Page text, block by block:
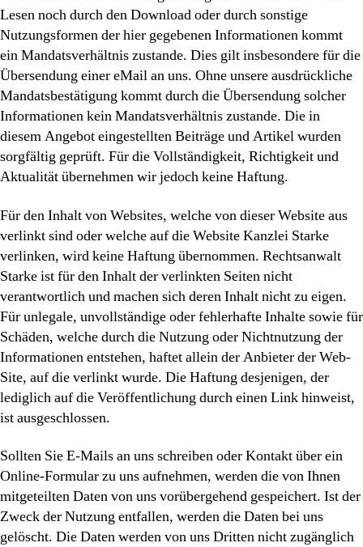
Lesen noch durch den Download oder durch sonstige
Nutzungsformen der hier gegebenen Informationen kommt
ein Mandatsverhältnis zustande. Dies gilt insbesondere für die
Übersendung einer eMail an uns. Ohne unsere ausdrückliche
Mandatsbestätigung kommt durch die Übersendung solcher
Informationen kein Mandatsverhältnis zustande. Die in
diesem Angebot eingestellten Beiträge und Artikel wurden
sorgfältig geprüft. Für die Vollständigkeit, Richtigkeit und
Aktualität übernehmen wir jedoch keine Haftung.
Für den Inhalt von Websites, welche von dieser Website aus
verlinkt sind oder welche auf die Website Kanzlei Starke
verlinken, wird keine Haftung übernommen. Rechtsanwalt
Starke ist für den Inhalt der verlinkten Seiten nicht
verantwortlich und machen sich deren Inhalt nicht zu eigen.
Für unlegale, unvollständige oder fehlerhafte Inhalte sowie für
Schäden, welche durch die Nutzung oder Nichtnutzung der
Informationen entstehen, haftet allein der Anbieter der Web-
Site, auf die verlinkt wurde. Die Haftung desjenigen, der
lediglich auf die Veröffentlichung durch einen Link hinweist,
ist ausgeschlossen.
Sollten Sie E-Mails an uns schreiben oder Kontakt über ein
Online-Formular zu uns aufnehmen, werden die von Ihnen
mitgeteilten Daten von uns vorübergehend gespeichert. Ist der
Zweck der Nutzung entfallen, werden die Daten bei uns
gelöscht. Die Daten werden von uns Dritten nicht zugänglich